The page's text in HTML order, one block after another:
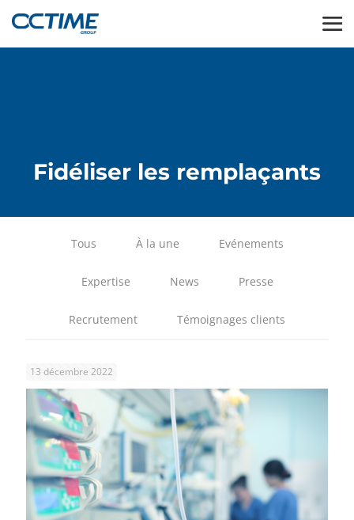
Fidéliser les remplaçants
Tous À la une Evénements
Expertise News Presse
Recrutement Témoignages clients
13 décembre 2022